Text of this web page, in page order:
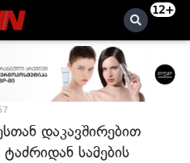
12+
დაკავშირებით
სამების